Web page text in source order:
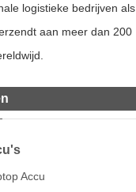
logistieke bedrijven als
aan meer dan 200
Accu